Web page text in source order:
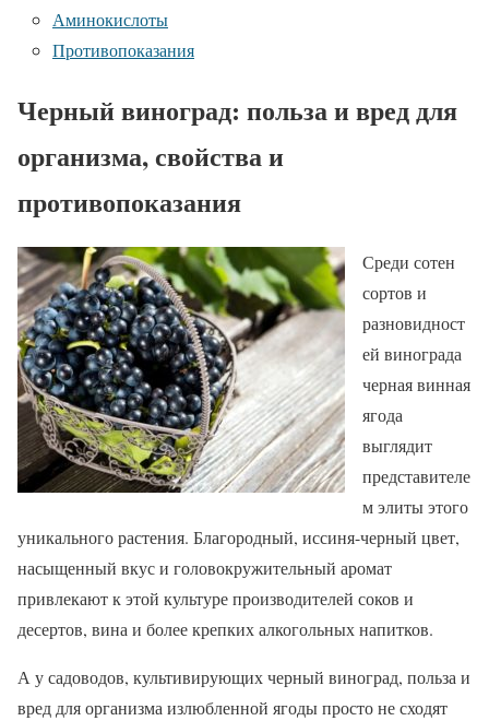
Аминокислоты
Противопоказания
Черный виноград: польза и вред для
организма, свойства и
противопоказания
Среди сотен
сортов и
разновидност
ей винограда
черная винная
ягода
выглядит
представителе
м элиты этого
уникального растения. Благородный, иссиня-черный цвет,
насыщенный вкус и головокружительный аромат
привлекают к этой культуре производителей соков и
десертов, вина и более крепких алкогольных напитков.
А у садоводов, культивирующих черный виноград, польза и
вред для организма излюбленной ягоды просто не сходят